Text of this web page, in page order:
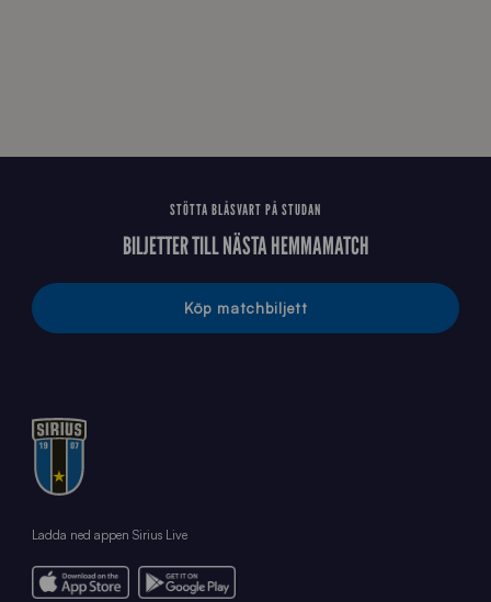
STÖTTA BLÅSVART PÅ STUDAN
BILJETTER TILL NÄSTA HEMMAMATCH
Köp matchbiljett
Ladda ned appen Sirius Live